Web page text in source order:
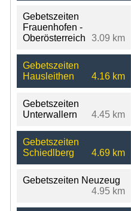
Gebetszeiten
Frauenhofen -
Oberösterreich
3.09 km
Gebetszeiten
Hausleithen
4.16 km
Gebetszeiten
Unterwallern
4.45 km
Gebetszeiten
Schiedlberg
4.69 km
Gebetszeiten Neuzeug
4.95 km